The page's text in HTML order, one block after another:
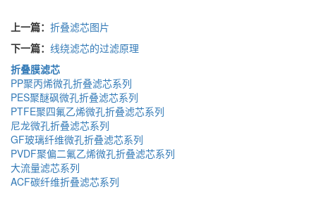
上一篇： 折叠滤芯图片
下一篇： 线绕滤芯的过滤原理
折叠膜滤芯
PP聚丙烯微孔折叠滤芯系列
PES聚醚砜微孔折叠滤芯系列
PTFE聚四氟乙烯微孔折叠滤芯系列
尼龙微孔折叠滤芯系列
GF玻璃纤维微孔折叠滤芯系列
PVDF聚偏二氟乙烯微孔折叠滤芯系列
大流量滤芯系列
ACF碳纤维折叠滤芯系列